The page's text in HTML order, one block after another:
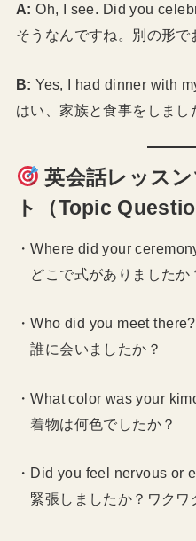
A: Oh, I see. Did you
そうなんですね。別の形で
B: Yes, I had dinner with
はい、家族と食事をしまし
英会話レッス
ト（Topic
・Where did your
どこで式がありましたか
・Who did you meet there?
誰に会いましたか？
・What color was your
着物は何色でしたか？
・Did you feel nervous or
緊張しましたか？ワクワ